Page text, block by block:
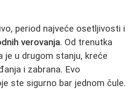
period najveće osetljivosti i
verovanja. Od trenutka
je u drugom stanju, kreće
i zabrana. Evo
ste sigurno bar jednom čule.